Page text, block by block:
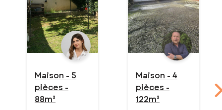
Maison - 5
pièces -
88m²
Maison - 4
pièces -
122m²